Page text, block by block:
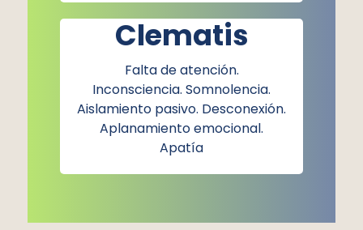
Clematis
Falta de atención.
Inconsciencia. Somnolencia.
Aislamiento pasivo. Desconexión.
Aplanamiento emocional.
Apatía